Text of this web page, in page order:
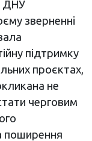
ДНУ
зверненні
підтримку
проєктах,
не
черговим
поширення